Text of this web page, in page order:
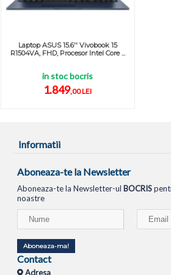
Laptop ASUS 15.6'' Vivobook 15
R1504VA, FHD, Procesor Intel Core ...
in stoc bocris
1.849,00 LEI
Informatii
Aboneaza-te la Newsletter
Aboneaza-te la Newsletter-ul BOCRIS
noastre
Aboneaza-ma!
Contact
Adresa